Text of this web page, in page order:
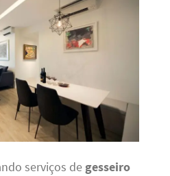
serviços de gesseiro